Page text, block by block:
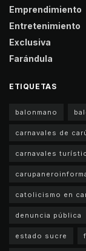
Emprendimiento
Entretenimiento
Exclusiva
Farándula
ETIQUETAS
balonmano
carnavales de
carnavales
catolicismo en
denuncia pública
estado sucre